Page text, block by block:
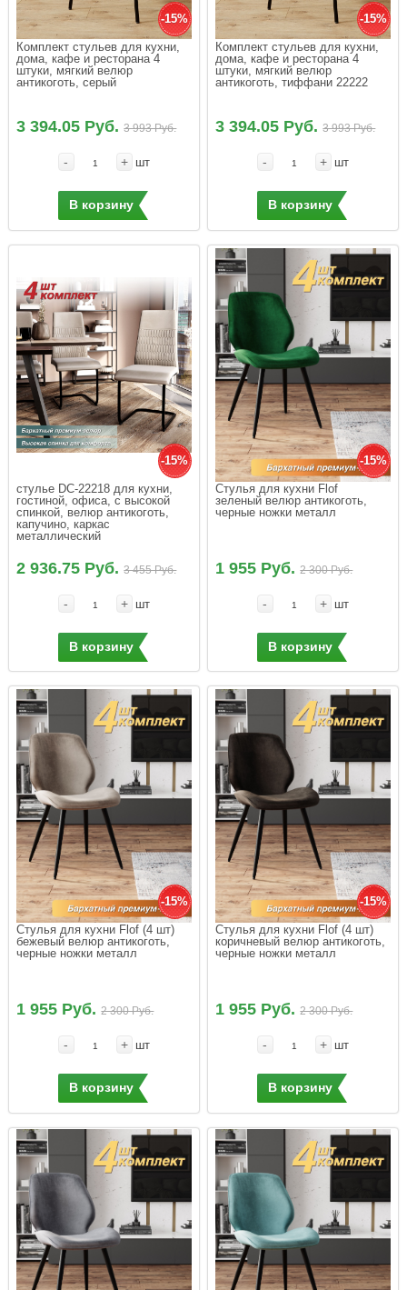
-15%
Комплект стульев для кухни,
дома, кафе и ресторана 4
штуки, мягкий велюр
антикоготь, серый
3 394.05 Руб.3 993 Руб.
- + шт
В корзину
-15%
Комплект стульев для кухни,
дома, кафе и ресторана 4
штуки, мягкий велюр
антикоготь, тиффани 22222
3 394.05 Руб.3 993 Руб.
- + шт
В корзину
-15%
стулье DC-22218 для кухни,
гостиной, офиса, с высокой
спинкой, велюр антикоготь,
капучино, каркас
металлический
2 936.75 Руб.3 455 Руб.
- + шт
В корзину
-15%
Стулья для кухни Flof
зеленый велюр антикоготь,
черные ножки металл
1 955 Руб.2 300 Руб.
- + шт
В корзину
-15%
Стулья для кухни Flof (4 шт)
бежевый велюр антикоготь,
черные ножки металл
1 955 Руб.2 300 Руб.
- + шт
В корзину
-15%
Стулья для кухни Flof (4 шт)
коричневый велюр антикоготь,
черные ножки металл
1 955 Руб.2 300 Руб.
- + шт
В корзину